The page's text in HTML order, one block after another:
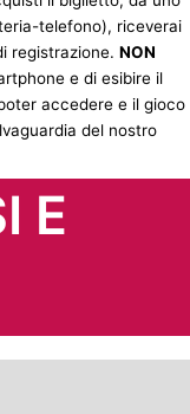
telefono), riceverai
registrazione. NON
e di esibire il
accedere e il gioco
del nostro
E